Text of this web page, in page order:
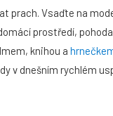
prach. Vsaďte na
prostředí,
knihou a
v dnešním rychlém